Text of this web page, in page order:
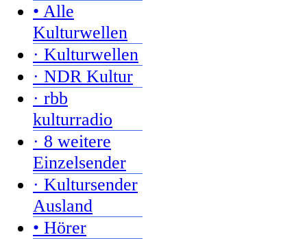
• Alle
Kulturwellen
· Kulturwellen
· NDR Kultur
· rbb
kulturradio
· 8 weitere
Einzelsender
· Kultursender
Ausland
• Hörer